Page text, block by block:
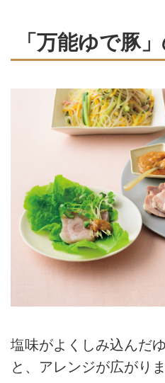
「万能ゆで豚
塩味がよくしみ込んだ
と、アレンジが広がりま